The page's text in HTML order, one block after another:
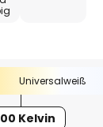
Universalweiß
Kelvin